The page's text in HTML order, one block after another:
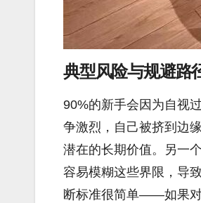
典型风险与规避路
90%的新手会因为自视
争激烈，自己被挤到边
潜在的长期价值。另一
容易模糊这些界限，导
断标准很简单——如果对